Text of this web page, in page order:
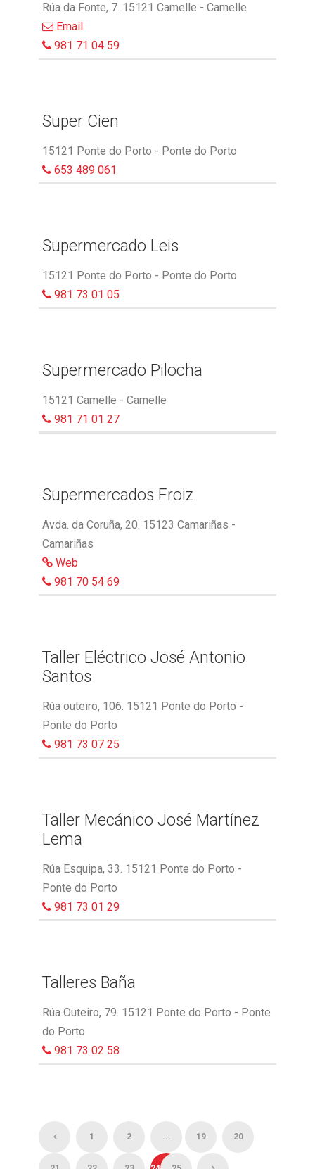
Rúa da Fonte, 7. 15121 Camelle - Camelle
Email
981 71 04 59
Super Cien
15121 Ponte do Porto - Ponte do Porto
653 489 061
Supermercado Leis
15121 Ponte do Porto - Ponte do Porto
981 73 01 05
Supermercado Pilocha
15121 Camelle - Camelle
981 71 01 27
Supermercados Froiz
Avda. da Coruña, 20. 15123 Camariñas -
Camariñas
Web
981 70 54 69
Taller Eléctrico José Antonio
Santos
Rúa outeiro, 106. 15121 Ponte do Porto -
Ponte do Porto
981 73 07 25
Taller Mecánico José Martínez
Lema
Rúa Esquipa, 33. 15121 Ponte do Porto -
Ponte do Porto
981 73 01 29
Talleres Baña
Rúa Outeiro, 79. 15121 Ponte do Porto - Ponte
do Porto
981 73 02 58
1 2 ... 19 20